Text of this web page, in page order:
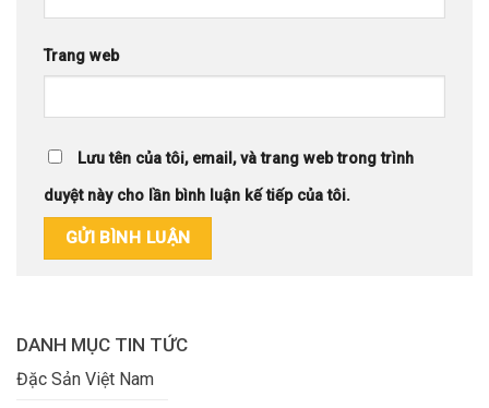
Trang web
Lưu tên của tôi, email, và trang web trong trình
duyệt này cho lần bình luận kế tiếp của tôi.
DANH MỤC TIN TỨC
Đặc Sản Việt Nam